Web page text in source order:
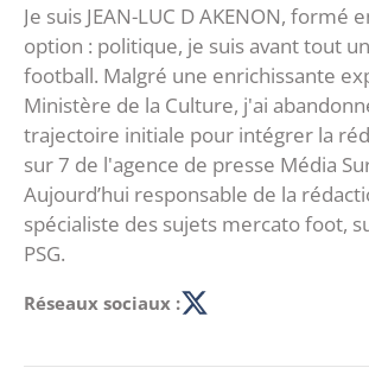
Je suis JEAN-LUC D AKENON, formé
option : politique, je suis avant tout
football. Malgré une enrichissante
Ministère de la Culture, j'ai
trajectoire initiale pour intégrer la
sur 7 de l'agence de presse Média
Aujourd’hui responsable de la
spécialiste des sujets mercato foot,
PSG.
Réseaux sociaux :